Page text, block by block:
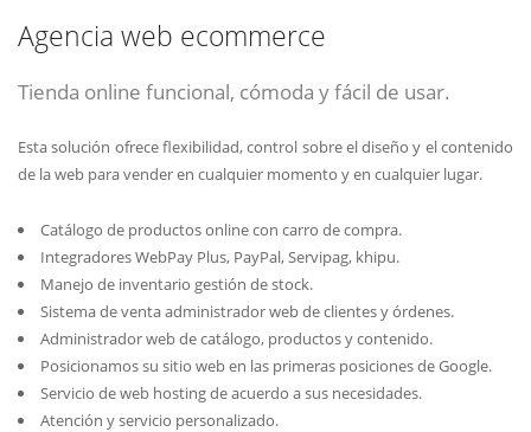
Agencia web ecommerce
Tienda online funcional, cómoda y fácil de usar.
Esta solución ofrece flexibilidad, control sobre el diseño y el contenido
de la web para vender en cualquier momento y en cualquier lugar.
Catálogo de productos online con carro de compra.
Integradores WebPay Plus, PayPal, Servipag, khipu.
Manejo de inventario gestión de stock.
Sistema de venta administrador web de clientes y órdenes.
Administrador web de catálogo, productos y contenido.
Posicionamos su sitio web en las primeras posiciones de Google.
Servicio de web hosting de acuerdo a sus necesidades.
Atención y servicio personalizado.